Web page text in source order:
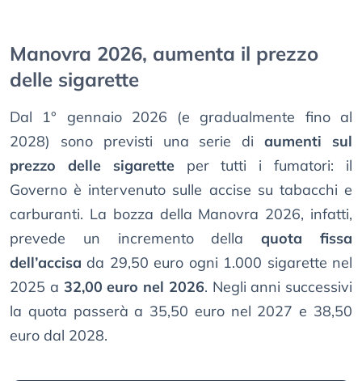
Manovra 2026, aumenta il prezzo
delle sigarette
Dal 1° gennaio 2026 (e gradualmente fino al
2028) sono previsti una serie diaumenti sul
prezzo delle sigaretteper tutti i fumatori: il
Governo è intervenuto sulle accise su tabacchi e
carburanti. La bozza della Manovra 2026, infatti,
prevede un incremento dellaquota fissa
dell’accisa da 29,50 euro ogni 1.000 sigarette nel
2025 a 32,00 euro nel 2026. Negli anni successivi
la quota passerà a 35,50 euro nel 2027 e 38,50
euro dal 2028.